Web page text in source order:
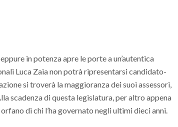
in potenza apre le porte a un’autentica
Luca Zaia non potrà ripresentarsi candidato-
si troverà la maggioranza dei suoi assessori,
scadenza di questa legislatura, per altro appena
di chi l’ha governato negli ultimi dieci anni.